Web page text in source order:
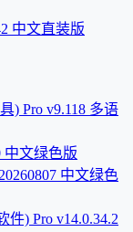
中文直装版
) Pro v9.118 多语
中文绿色版
中文绿色
件) Pro v14.0.34.2